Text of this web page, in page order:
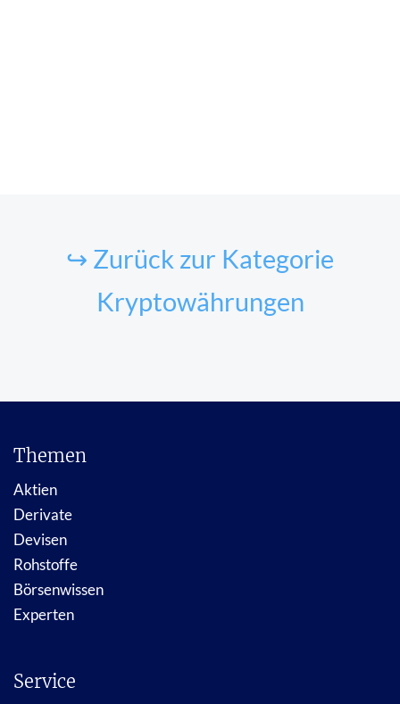
↪ Zurück zur Kategorie
Kryptowährungen
Themen
Aktien
Derivate
Devisen
Rohstoffe
Börsenwissen
Experten
Service